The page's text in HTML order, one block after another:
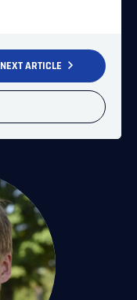
NEXT ARTICLE